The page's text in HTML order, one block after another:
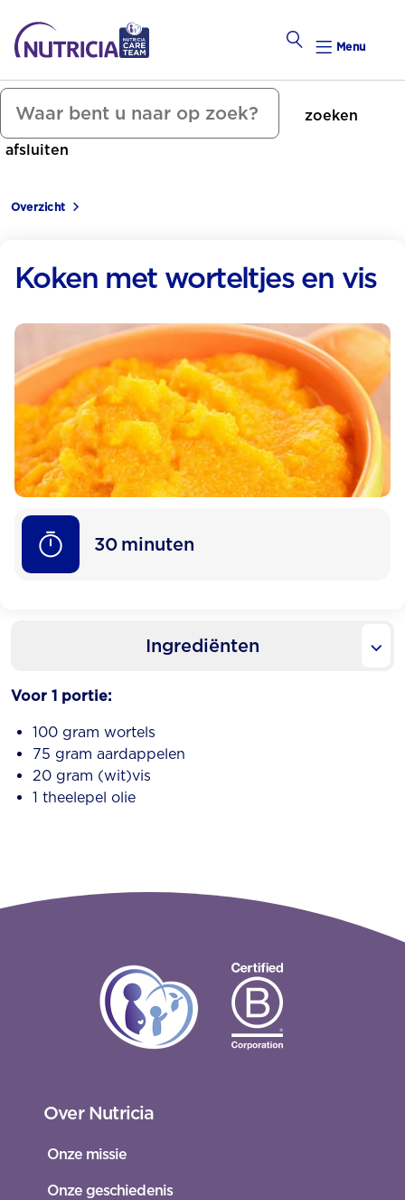
Zwanger Worden
Menu
zoeken
afsluiten
Overzicht
Koken met worteltjes en vis
30 minuten
Ingrediënten
Voor 1 portie:
100 gram wortels
75 gram aardappelen
20 gram (wit)vis
1 theelepel olie
Over Nutricia
Onze missie
Onze geschiedenis